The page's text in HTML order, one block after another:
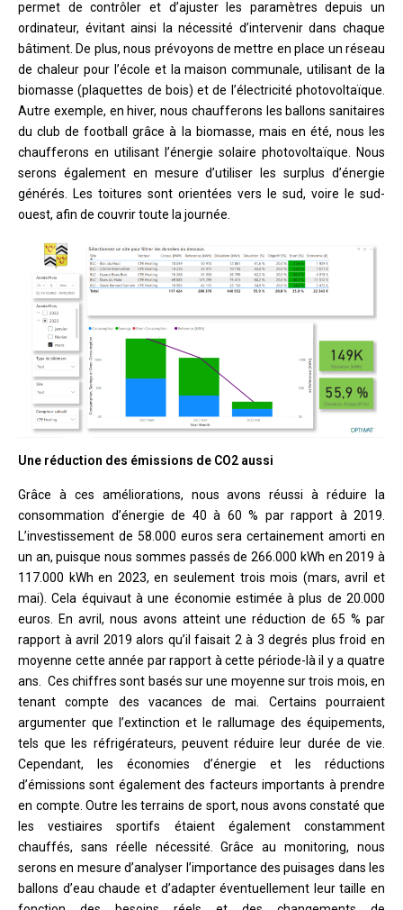
permet de contrôler et d’ajuster les paramètres depuis un
ordinateur, évitant ainsi la nécessité d’intervenir dans chaque
bâtiment. De plus, nous prévoyons de mettre en place un réseau
de chaleur pour l’école et la maison communale, utilisant de la
biomasse (plaquettes de bois) et de l’électricité photovoltaïque.
Autre exemple, en hiver, nous chaufferons les ballons sanitaires
du club de football grâce à la biomasse, mais en été, nous les
chaufferons en utilisant l’énergie solaire photovoltaïque. Nous
serons également en mesure d’utiliser les surplus d’énergie
générés. Les toitures sont orientées vers le sud, voire le sud-
ouest, afin de couvrir toute la journée.
Une réduction des émissions de CO2 aussi
Grâce à ces améliorations, nous avons réussi à réduire la
consommation d’énergie de 40 à 60 % par rapport à 2019.
L’investissement de 58.000 euros sera certainement amorti en
un an, puisque nous sommes passés de 266.000 kWh en 2019 à
117.000 kWh en 2023, en seulement trois mois (mars, avril et
mai). Cela équivaut à une économie estimée à plus de 20.000
euros. En avril, nous avons atteint une réduction de 65 % par
rapport à avril 2019 alors qu’il faisait 2 à 3 degrés plus froid en
moyenne cette année par rapport à cette période-là il y a quatre
ans. Ces chiffres sont basés sur une moyenne sur trois mois, en
tenant compte des vacances de mai. Certains pourraient
argumenter que l’extinction et le rallumage des équipements,
tels que les réfrigérateurs, peuvent réduire leur durée de vie.
Cependant, les économies d’énergie et les réductions
d’émissions sont également des facteurs importants à prendre
en compte. Outre les terrains de sport, nous avons constaté que
les vestiaires sportifs étaient également constamment
chauffés, sans réelle nécessité. Grâce au monitoring, nous
serons en mesure d’analyser l’importance des puisages dans les
ballons d’eau chaude et d’adapter éventuellement leur taille en